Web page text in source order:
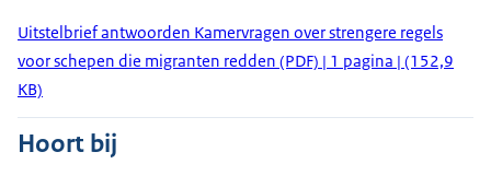
Uitstelbrief antwoorden Kamervragen over strengere regels
voor schepen die migranten redden (PDF) | 1 pagina | (152,9
KB)
Hoort bij